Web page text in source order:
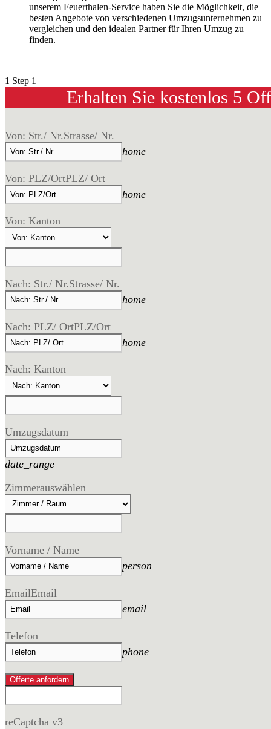
unserem Feuerthalen-Service haben Sie die Möglichkeit, die
besten Angebote von verschiedenen Umzugsunternehmen zu
vergleichen und den idealen Partner für Ihren Umzug zu
finden.
1 Step 1
Erhalten Sie kostenlos 5
Von: Str./ Nr.Strasse/ Nr.
home
Von: PLZ/OrtPLZ/ Ort
home
Von: Kanton
Nach: Str./ Nr.Strasse/ Nr.
home
Nach: PLZ/ OrtPLZ/Ort
home
Nach: Kanton
Umzugsdatum
date_range
Zimmerauswählen
Vorname / Name
person
EmailEmail
email
Telefon
phone
Offerte anfordern
reCaptcha v3